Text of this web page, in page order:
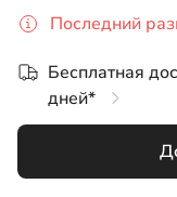
до 122
122
140
Последний
Бесплатная
дней*